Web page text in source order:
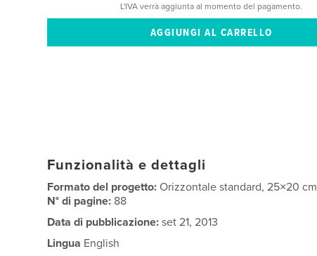
L'IVA verrà aggiunta al momento del pagamento.
Funzionalità e dettagli
Formato del progetto:Orizzontale standard, 25×20 cm
N° di pagine: 88
Data di pubblicazione: set 21, 2013
Lingua English